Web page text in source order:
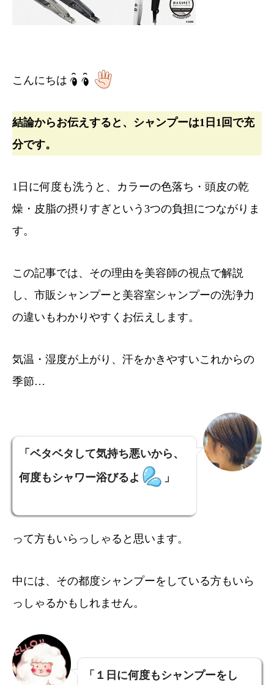
こんにちは
結論からお伝えすると、シャンプーは1日1回で充
分です。
1日に何度も洗うと、カラーの色落ち・頭皮の乾
燥・皮脂の摂りすぎという3つの負担につながりま
す。
この記事では、その理由を美容師の視点で解説
し、市販シャンプーと美容室シャンプーの洗浄力
の違いもわかりやすくお伝えします。
気温・湿度が上がり、汗をかきやすいこれからの
季節…
「ベタベタして気持ち悪いから、
何度もシャワー浴びるよ
」
って方もいらっしゃると思います。
中には、その都度シャンプーをしている方もいら
っしゃるかもしれません。
「１日に何度もシャンプーをし